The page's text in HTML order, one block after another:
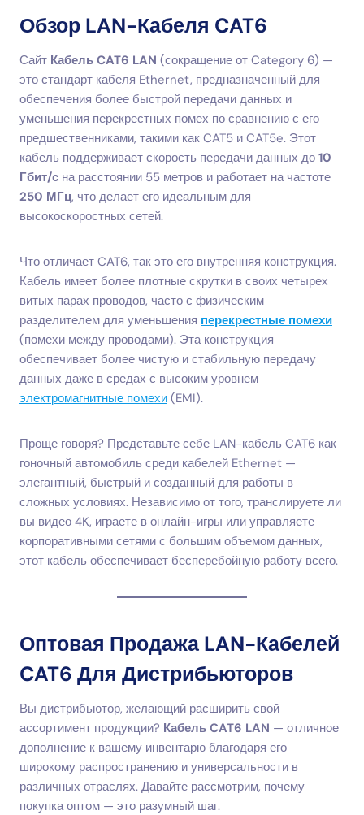
Обзор LAN-Кабеля CAT6
Сайт Кабель CAT6 LAN (сокращение от Category 6) —
это стандарт кабеля Ethernet, предназначенный для
обеспечения более быстрой передачи данных и
уменьшения перекрестных помех по сравнению с его
предшественниками, такими как CAT5 и CAT5e. Этот
кабель поддерживает скорость передачи данных до 10
Гбит/с на расстоянии 55 метров и работает на частоте
250 МГц, что делает его идеальным для
высокоскоростных сетей.
Что отличает CAT6, так это его внутренняя конструкция.
Кабель имеет более плотные скрутки в своих четырех
витых парах проводов, часто с физическим
разделителем для уменьшения перекрестные помехи
(помехи между проводами). Эта конструкция
обеспечивает более чистую и стабильную передачу
данных даже в средах с высоким уровнем
электромагнитные помехи (EMI).
Проще говоря? Представьте себе LAN-кабель CAT6 как
гоночный автомобиль среди кабелей Ethernet —
элегантный, быстрый и созданный для работы в
сложных условиях. Независимо от того, транслируете ли
вы видео 4K, играете в онлайн-игры или управляете
корпоративными сетями с большим объемом данных,
этот кабель обеспечивает бесперебойную работу всего.
Оптовая Продажа LAN-Кабелей
CAT6 Для Дистрибьюторов
Вы дистрибьютор, желающий расширить свой
ассортимент продукции? Кабель CAT6 LAN — отличное
дополнение к вашему инвентарю благодаря его
широкому распространению и универсальности в
различных отраслях. Давайте рассмотрим, почему
покупка оптом — это разумный шаг.